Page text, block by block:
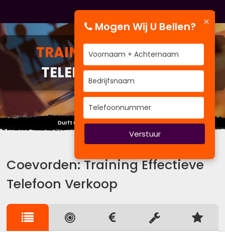
TRAININGEFFECTIEVE
TELEFOON VERKOOP
Durft u zichzelf kwetsbaar op te stellen?
Coevorden: Training Effectieve
Telefoon Verkoop
×
Mogen Wij U Bellen?
Verstuur